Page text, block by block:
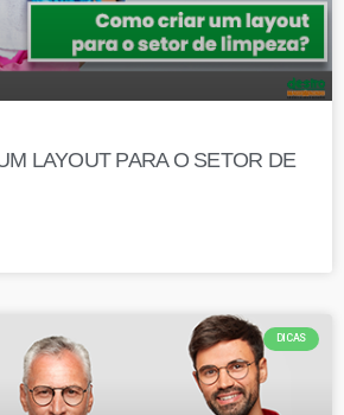
LAYOUT PARA O SETOR DE
DICAS